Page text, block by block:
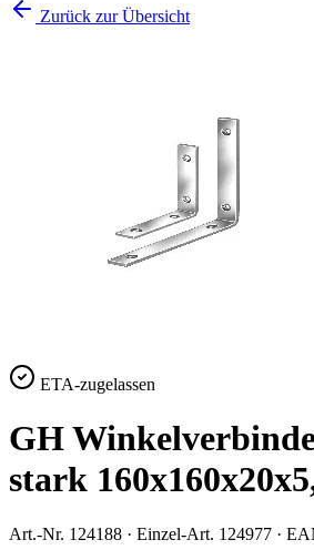
Zurück zur Übersicht
ETA-zugelassen
GH
stark
Art.-Nr. 124188 · Einzel-Art. 124977 ·